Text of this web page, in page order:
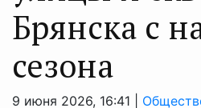
Брянска с
сезона
9 июня 2026, 16:41 |